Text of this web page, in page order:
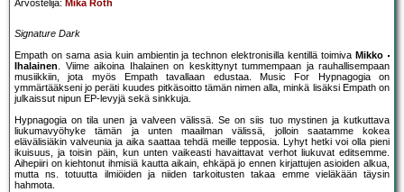
Arvostelija: Mika Roth
Signature Dark
Empath on sama asia kuin ambientin ja technon elektronisilla kentillä toimiva Mikko
Ihalainen. Viime aikoina Ihalainen on keskittynyt tummempaan ja rauhallisempaan
musiikkiin, jota myös Empath tavallaan edustaa. Music For Hypnagogia on
ymmärtääkseni jo peräti kuudes pitkäsoitto tämän nimen alla, minkä lisäksi Empath on
julkaissut nipun EP-levyjä sekä sinkkuja.
Hypnagogia on tila unen ja valveen välissä. Se on siis tuo mystinen ja kutkuttava
liukumavyöhyke tämän ja unten maailman välissä, jolloin saatamme kokea
elävälisiäkin valveunia ja aika saattaa tehdä meille tepposia. Lyhyt hetki voi olla pieni
ikuisuus, ja toisin päin, kun unten vaikeasti havaittavat verhot liukuvat editsemme.
Aihepiiri on kiehtonut ihmisiä kautta aikain, ehkäpä jo ennen kirjattujen asioiden alkua,
mutta ns. totuutta ilmiöiden ja niiden tarkoitusten takaa emme vieläkään täysin
hahmota.